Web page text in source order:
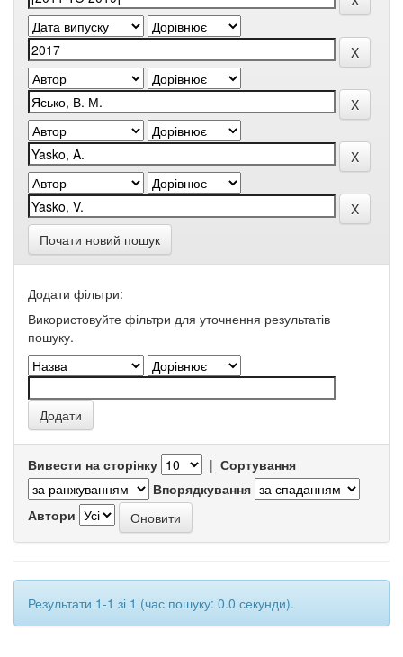
Почати новий пошук
Додати фільтри:
Використовуйте фільтри для уточнення результатів
пошуку.
Вивести на сторінку | Сортування
Впорядкування
Автори
Результати 1-1 зі 1 (час пошуку: 0.0 секунди).